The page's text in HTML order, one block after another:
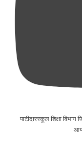
पाटीदारस्कूल शिक्षा